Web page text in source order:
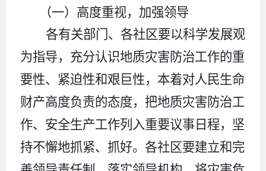
（一）高度重视，加强领导
各有关部门、各社区要以科学发展观
为指导，充分认识地质灾害防治工作的重
要性、紧迫性和艰巨性，本着对人民生命
财产高度负责的态度，把地质灾害防治工
作、安全生产工作列入重要议事日程，坚
持不懈地抓紧、抓好。各社区要建立和完